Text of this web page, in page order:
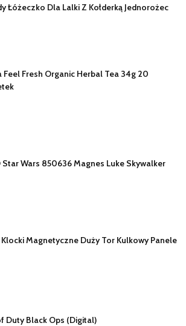
Łóżeczko Dla Lalki Z Kołderką Jednorożec
Feel Fresh Organic Herbal Tea 34g 20
Star Wars 850636 Magnes Luke Skywalker
Magnetyczne Duży Tor Kulkowy Panele
Duty Black Ops (Digital)